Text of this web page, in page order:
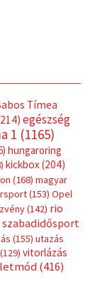
Tímea
egészség
1 (1165)
hungaroring
kickbox(204)
(168) magyar
(153) Opel
(142) rio
szabadidősport
(155) utazás
(129) vitorlázás
(416)